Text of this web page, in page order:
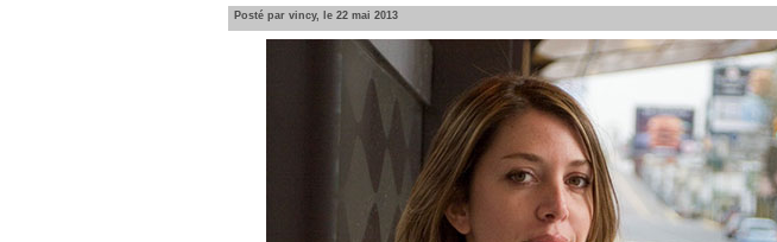
Posté par vincy, le 22 mai 2013